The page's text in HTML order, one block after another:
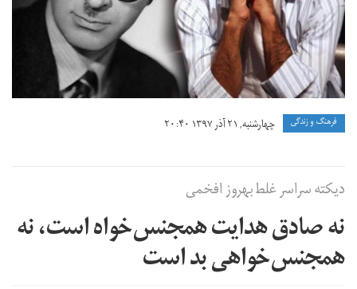
فرهنگ و زندگی چهارشنبه, ۲۱ آذر ۱۳۹۷ ۲۰:۴۰
دیکته‌ سراسر غلط بهروز افخمی
نه صادق هدایت همجنس‌خواه است، نه
همجنس‌خواهی بد است